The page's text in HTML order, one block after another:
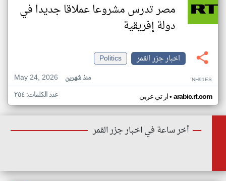
مصر تدرس مشروعا عملاقا جديدا في
دولة إفريقية
اخبار جزر القمر
Politics
May 24, 2026
منذ شهرين NH91ES
ار تي عربي• arabic.rt.com عدد الكلمات: ٢٥٤
أخر ساعة في اخبار جزر القمر